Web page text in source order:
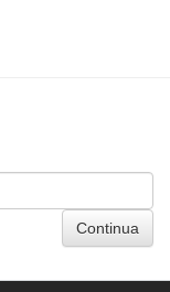
Continua